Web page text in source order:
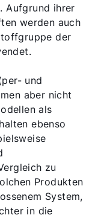
Aufgrund ihrer
werden auch
der
und
aber nicht
als
ebenso
zu
Produkten
System,
in die